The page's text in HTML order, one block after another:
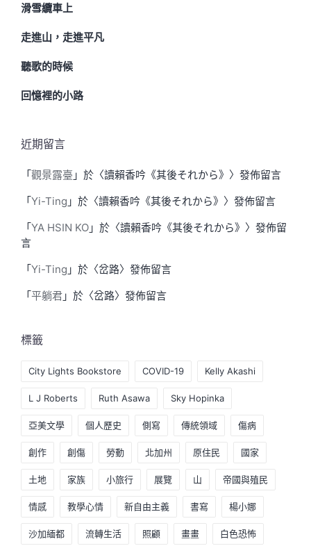
滑雪纜車上
走進山，走進平凡
聽歌的時候
回憶裡的小路
近期留言
「 觀景露臺 」於〈讀賴香吟《其後それから》 〉發佈留言
「 Yi-Ting 」於〈讀賴香吟《其後それから》 〉發佈留言
「 YA HSIN KO 」於〈讀賴香吟《其後それから》 〉發佈留
言
「 Yi-Ting 」於〈岔路〉發佈留言
「 平躺君 」於〈岔路〉發佈留言
標籤
City Lights Bookstore COVID-19 Kelly Akashi
L J Roberts Ruth Asawa Sky Hopinka
亞美文學 個人歷史 側寫 傳統領域 傷病
創作 創傷 勞動 北加州 原住民 國家
土地 家族 小旅行 展覽 山 帝國與殖民
情感 教學心情 新自由主義 書寫 楊小娜
沙加緬都 流轉生活 照顧 畫畫 白色恐怖